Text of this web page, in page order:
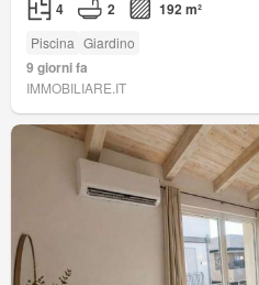
4 2 192 m²
Piscina Giardino
9 giorni fa
IMMOBILIARE.IT